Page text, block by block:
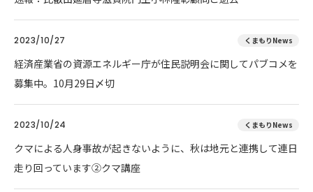
2023/10/27 くまもりNews
経済産業省の資源エネルギー庁が住民説明会に関してパブコメを
募集中。10月29日〆切
2023/10/24 くまもりNews
クマによる人身事故が起きないように、秋は地元と連携して連日
走り回っています②クマ講座